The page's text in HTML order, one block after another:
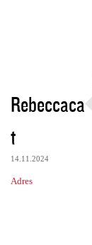
Rebeccaca
t
14.11.2024
Adres